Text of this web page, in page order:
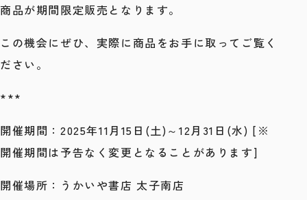
商品が期間限定販売となります。
この機会にぜひ、実際に商品をお手に取ってご覧く
ださい。
***
開催期間：2025年11月15日(土)～12月31日(水) [※
開催期間は予告なく変更となることがあります]
開催場所：うかいや書店 太子南店